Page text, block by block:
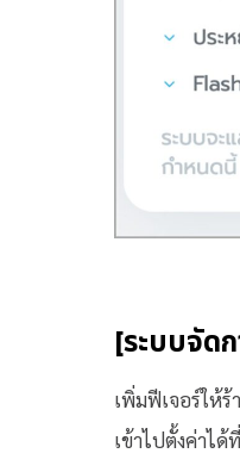
[ระบบจัด
เพิ่มฟีเจอร์ให้ร้
เข้าไปตั้งค่าไ